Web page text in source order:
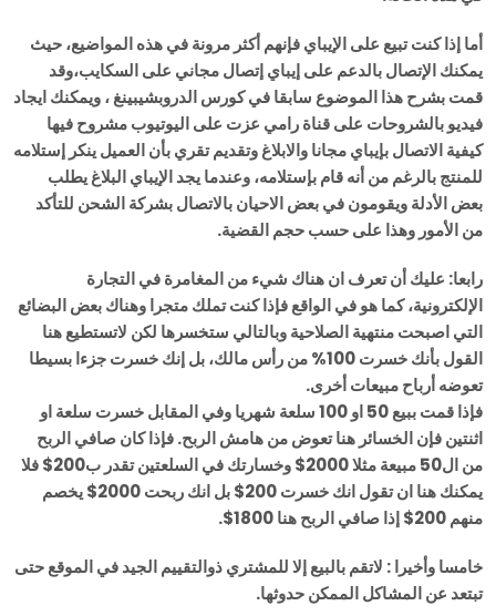
أما إذا كنت تبيع على الإيباي فإنهم أكثر مرونة في هذه المواضيع، حيث
يمكنك الإتصال بالدعم على إيباي إتصال مجاني على السكايب،وقد
قمت بشرح هذا الموضوع سابقا في كورس الدروبشيبينغ ، ويمكنك ايجاد
فيديو بالشروحات على قناة رامي عزت على اليوتيوب مشروح فيها
كيفية الاتصال بإيباي مجانا والابلاغ وتقديم تقري بأن العميل ينكر إستلامه
للمنتج بالرغم من أنه قام بإستلامه، وعندما يجد الإيباي البلاغ يطلب
بعض الأدلة ويقومون في بعض الاحيان بالاتصال بشركة الشحن للتأكد
من الأمور وهذا على حسب حجم القضية.
رابعا: عليك أن تعرف ان هناك شيء من المغامرة في التجارة
الإلكترونية، كما هو في الواقع فإذا كنت تملك متجرا وهناك بعض البضائع
التي اصبحت منتهية الصلاحية وبالتالي ستخسرها لكن لاتستطيع هنا
القول بأنك خسرت 100% من رأس مالك، بل إنك خسرت جزءا بسيطا
تعوضه أرباح مبيعات أخرى.
فإذا قمت ببيع 50 او 100 سلعة شهريا وفي المقابل خسرت سلعة او
اثنتين فإن الخسائر هنا تعوض من هامش الربح. فإذا كان صافي الربح
من ال50 مبيعة مثلا 2000$ وخسارتك في السلعتين تقدر ب200$ فلا
يمكنك هنا ان تقول انك خسرت 200$ بل انك ربحت 2000$ يخصم
منهم 200$ إذا صافي الربح هنا 1800$.
خامسا وأخيرا : لاتقم بالبيع إلا للمشتري ذوالتقييم الجيد في الموقع حتى
تبتعد عن المشاكل الممكن حدوثها.